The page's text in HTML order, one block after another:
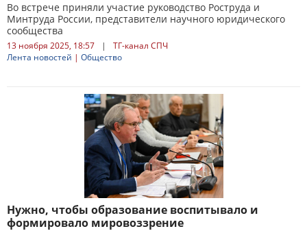
Во встрече приняли участие руководство Роструда и
Минтруда России, представители научного юридического
сообщества
13 ноября 2025, 18:57 |
ТГ-канал СПЧ
Лента новостей | Общество
Нужно, чтобы образование воспитывало и
формировало мировоззрение